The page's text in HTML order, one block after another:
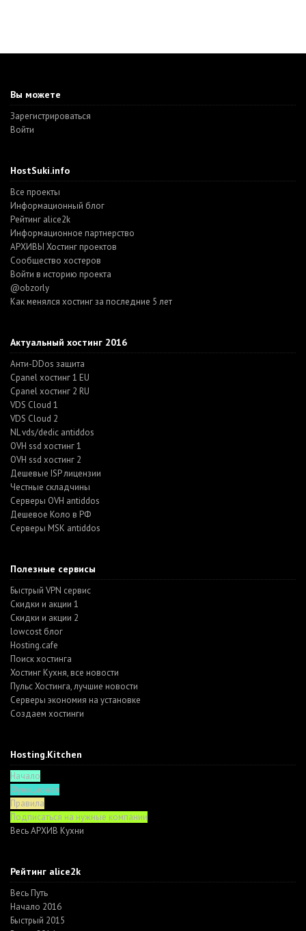
Вы можете
Зарегистрироваться
Войти
HostSuki.info
Все проекты
Информационный блог
Рейтинг alice2k
Информационное партнерство
АРХИВЫ Хостинг проектов
Cообщество хостеров
Войти в историю проекта
@obzorly
Как менялся хостинг за последние 5 лет
Актуальный хостинг 2016
Анти-DDos защита
Cpanel хостинг 1 EU
Cpanel хостинг 2 RU
VDS Cloud 1
VDS Cloud 2
NL vds/dedic antiddos
OVH ssd хостинг 1
OVH ssd хостинг 2
Дешевые ISP лицензии
Честные складчины
Серверы OVH antiddos
Дешевое Коло в РФ
Серверы MSK antiddos
Полезные сервисы
Быстрый VPN сервис
Скидки и акции 1
Скидки и акции 2
lowcost блог
Hosting.cafe
Поиск хостинга
Хостинг Кухня, все новости
Пульс Хостинга, лучшие новости
Серверы экономия на установке
Создаем хостинги
Hosting.Kitchen
Начало
Функционал
Правила
Подписаться на нужные компании
Весь АРХИВ Кухни
Рейтинг alice2k
Весь Путь
Начало 2016
Быстрый 2015